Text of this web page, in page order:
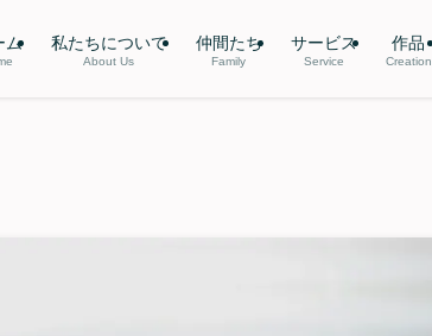
ム 私たちについて
About Us
仲間たち
Family
サービス
Service
作品
Creation